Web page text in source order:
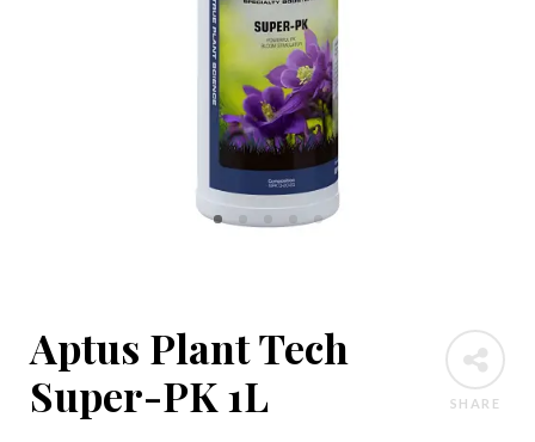
SHARE
Aptus Plant Tech
Super-PK 1L